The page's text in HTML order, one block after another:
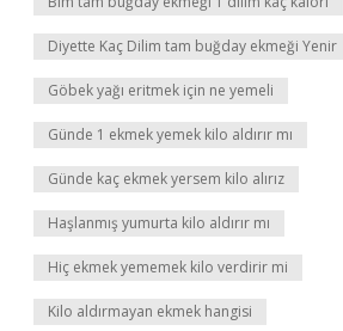
Diyette Kaç Dilim tam buğday ekmeği Yenir
Göbek yağı eritmek için ne yemeli
Günde 1 ekmek yemek kilo aldırır mı
Günde kaç ekmek yersem kilo alırız
Haşlanmış yumurta kilo aldırır mı
Hiç ekmek yememek kilo verdirir mi
Kilo aldırmayan ekmek hangisi